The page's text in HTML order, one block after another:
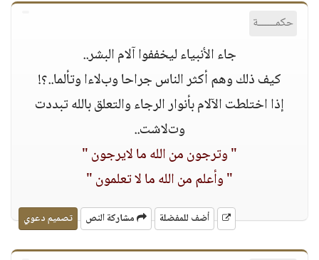
حكمــــــة
جاء اﻷنبياء ليخففوا آﻻم البشر..
كيف ذلك وهم أكثر الناس جراحا وبﻻءا وتألما..؟!
إذا اختلطت اﻵﻻم بأنوار الرجاء والتعلق بالله تبددت
وتﻻشت..
" وترجون من الله ما ﻻيرجون "
" وأعلم من الله ما ﻻ تعلمون "
أضف للمفضلة مشاركة النص تصميم دعوي